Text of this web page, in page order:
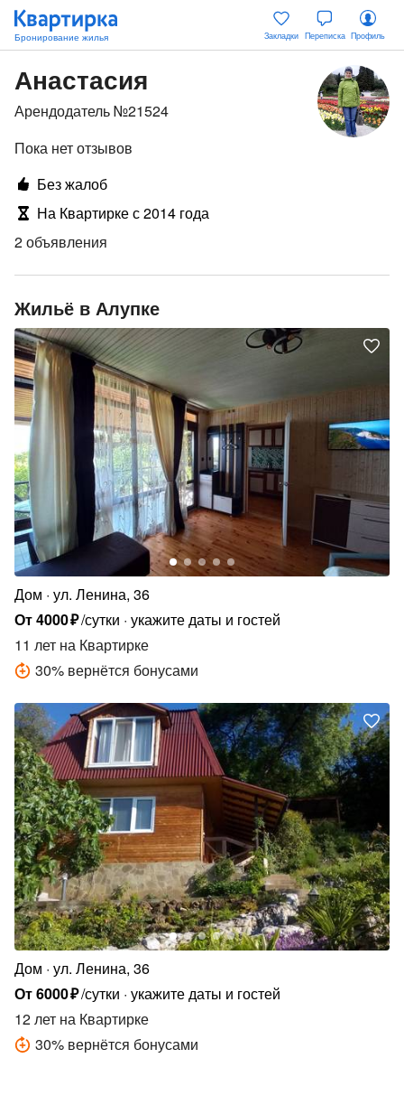
Закладки Переписка Профиль
Анастасия
Арендодатель №21524
Пока нет отзывов
Без жалоб
На Квартирке с 2014 года
2 объявления
Жильё в Алупке
Дом ул. Ленина, 36
От4000₽/сутки укажите даты и гостей
11 лет на Квартирке
30% вернётся бонусами
Дом ул. Ленина, 36
От6000₽/сутки укажите даты и гостей
12 лет на Квартирке
30% вернётся бонусами